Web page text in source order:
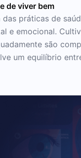
de viver bem
das práticas de
e emocional.
são
um equilíbrio